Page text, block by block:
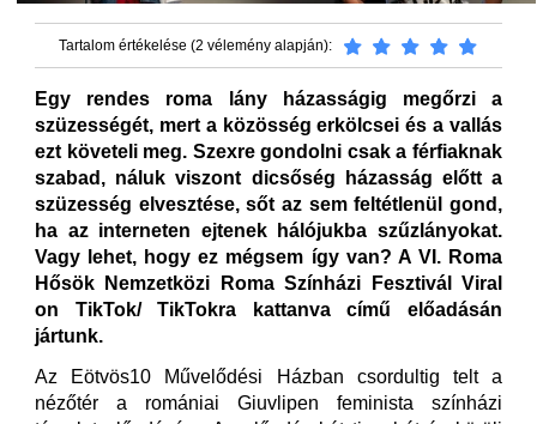
Tartalom értékelése (2 vélemény alapján):
Egy rendes roma lány házasságig megőrzi a
szüzességét, mert a közösség erkölcsei és a vallás
ezt követeli meg. Szexre gondolni csak a férfiaknak
szabad, náluk viszont dicsőség házasság előtt a
szüzesség elvesztése, sőt az sem feltétlenül gond,
ha az interneten ejtenek hálójukba szűzlányokat.
Vagy lehet, hogy ez mégsem így van? A VI. Roma
Hősök Nemzetközi Roma Színházi Fesztivál Viral
on TikTok/ TikTokra kattanva című előadásán
jártunk.
Az Eötvös10 Művelődési Házban csordultig telt a
nézőtér a romániai Giuvlipen feminista színházi